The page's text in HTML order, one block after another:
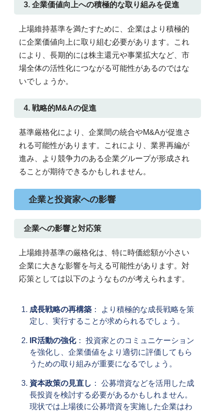
3. 企業価値向上への積極的な取り組みを促進
上場維持基準を満たすために、企業はより積極的
に企業価値向上に取り組む必要があります。これ
により、長期的には株主還元や事業拡大など、市
場全体の活性化につながる可能性があるのではな
いでしょうか。
4. 戦略的M&Aの促進
基準厳格化により、企業間の統合やM&Aが促進さ
れる可能性があります。これにより、業界再編が
進み、より競争力のある企業グループが形成され
ることが期待できるかもしれません。
企業と投資家への影響
企業への影響と対応策
上場維持基準の厳格化は、特に時価総額が小さい
企業に大きな影響を与える可能性があります。対
応策としては以下のようなものが考えられます。
成長戦略の再構築： より積極的な成長戦略を策
定し、実行することが求められるでしょう。
IR活動の強化： 投資家とのコミュニケーション
を強化し、企業価値をより適切に評価してもら
うための取り組みが重要になるでしょう。
資本政策の見直し ： 公募増資などを活用した成
長投資を検討する必要があるかもしれません。
現状では上場後に公募増資を実施した企業はわ